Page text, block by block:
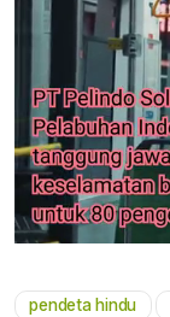
pendeta hindu